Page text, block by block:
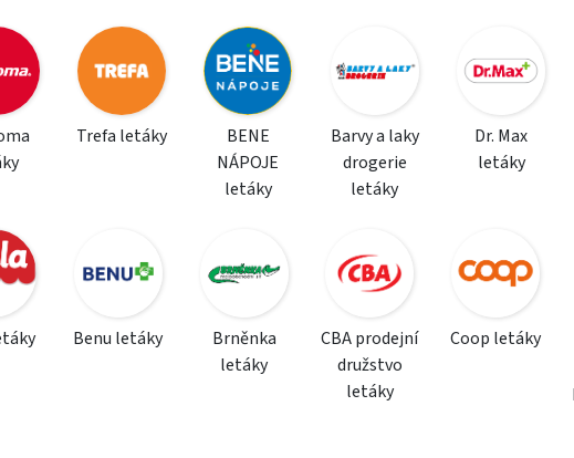
Trefa letáky
BENE
NÁPOJE
letáky
Barvy a laky
drogerie
letáky
Dr. Max
letáky
Benu letáky
Brněnka
letáky
CBA prodejní
družstvo
letáky
Coop letáky